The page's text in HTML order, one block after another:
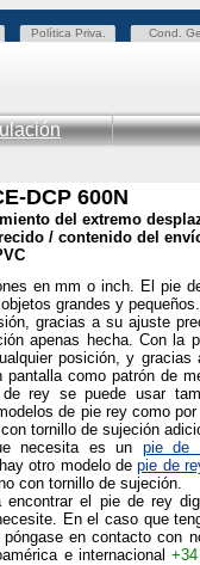
Política Priva. Cond.
DCP 600N
del extremo
/ contenido del
en mm o inch. El pie
grandes y
gracias a su ajuste
apenas hecha. Con la
posición, y gracias
como patrón de
rey se puede usar
de pie rey como por
tornillo de sujeción
necesita es un pie de
otro modelo depie de
con tornillo de sujeción.
encontrar el pie de rey
En el caso que
póngase en contacto con
e internacional